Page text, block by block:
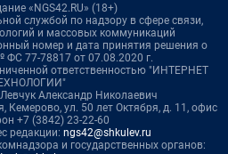
«NGS42.RU» (18+)
службой по надзору в сфере связи,
и массовых коммуникаций
номер и дата принятия решения о
ФС 77-78817 от 07.08.2020 г.
ответственностью "ИНТЕРНЕТ
Александр Николаевич
Кемерово, ул. 50 лет Октября, д. 11, офис
+7 (3842) 23-22-60
редакции: ngs42@shkulev.ru
и государственных органов: